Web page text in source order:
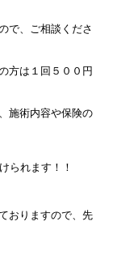
で、ご相談くださ
方は１回５００円
施術内容や保険の
られます！！
おりますので、先